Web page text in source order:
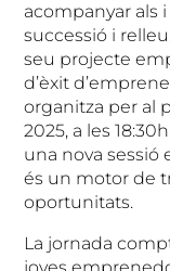
acompanyar als
successió i
seu projecte
d’èxit
organitza per al
2025, a les
una nova sessió
és un motor de
oportunitats.
La jornada